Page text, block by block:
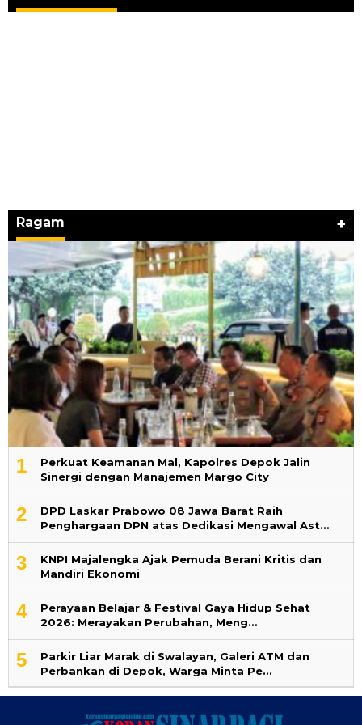
Ragam +
1
Perkuat Keamanan Mal, Kapolres Depok Jalin
Sinergi dengan Manajemen Margo City
2
DPD Laskar Prabowo 08 Jawa Barat Raih
Penghargaan DPN atas Dedikasi Mengawal Ast…
3
KNPI Majalengka Ajak Pemuda Berani Kritis dan
Mandiri Ekonomi
4
Perayaan Belajar & Festival Gaya Hidup Sehat
2026: Merayakan Perubahan, Meng…
5
Parkir Liar Marak di Swalayan, Galeri ATM dan
Perbankan di Depok, Warga Minta Pe…